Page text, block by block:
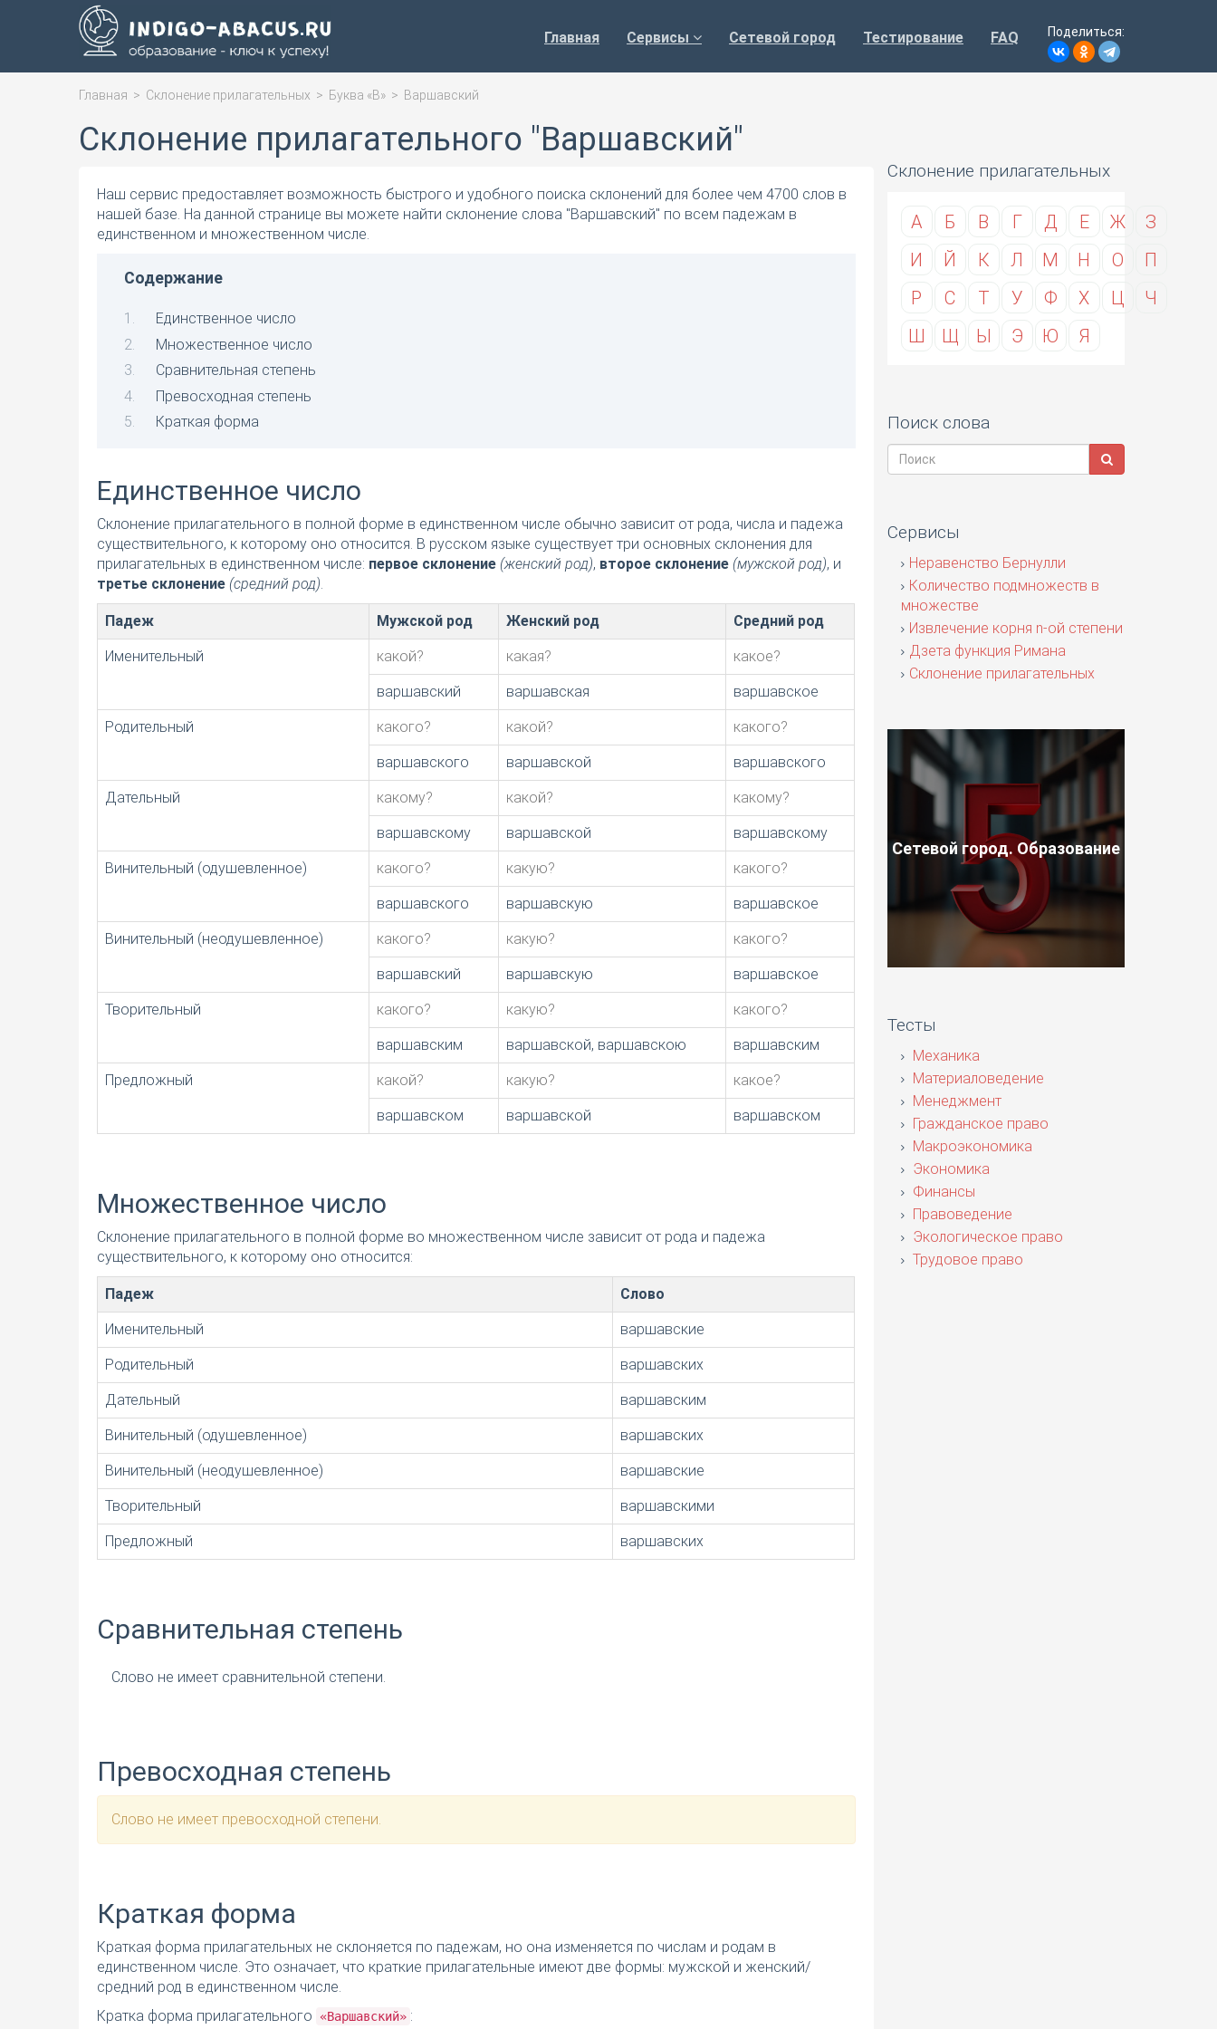
Главная Сервисы Сетевой город Тестирование FAQ Поделиться:
Главная > Склонение прилагательных > Буква «В» > Варшавский
Склонение прилагательного "Варшавский"
Наш сервис предоставляет возможность быстрого и удобного поиска склонений для более чем 4700 слов в
нашей базе. На данной странице вы можете найти склонение слова "Варшавский" по всем падежам в
единственном и множественном числе.
Содержание
Единственное число
Множественное число
Сравнительная степень
Превосходная степень
Краткая форма
Единственное число
Склонение прилагательного в полной форме в единственном числе обычно зависит от рода, числа и падежа
существительного, к которому оно относится. В русском языке существует три основных склонения для
прилагательных в единственном числе: первое склонение (женский род), второе склонение (мужской род), и
третье склонение (средний род).
Падеж Мужской род Женский род Средний род
Именительный какой? какая? какое?
варшавский варшавская варшавское
Родительный какого? какой? какого?
варшавского варшавской варшавского
Дательный какому? какой? какому?
варшавскому варшавской варшавскому
Винительный (одушевленное) какого? какую? какого?
варшавского варшавскую варшавское
Винительный (неодушевленное) какого? какую? какого?
варшавский варшавскую варшавское
Творительный какого? какую? какого?
варшавским варшавской, варшавскою варшавским
Предложный какой? какую? какое?
варшавском варшавской варшавском
Множественное число
Склонение прилагательного в полной форме во множественном числе зависит от рода и падежа
существительного, к которому оно относится:
Падеж Слово
Именительный варшавские
Родительный варшавских
Дательный варшавским
Винительный (одушевленное) варшавских
Винительный (неодушевленное) варшавские
Творительный варшавскими
Предложный варшавских
Сравнительная степень
Слово не имеет сравнительной степени.
Превосходная степень
Слово не имеет превосходной степени.
Краткая форма
Краткая форма прилагательных не склоняется по падежам, но она изменяется по числам и родам в
единственном числе. Это означает, что краткие прилагательные имеют две формы: мужской и женский/
средний род в единственном числе.
Кратка форма прилагательного
«Варшавский» :
Склонение прилагательных
А Б В Г Д Е Ж
З
И
Й К Л М Н О
П
Р
С Т У Ф Х Ц
Ч
Ш
Щ Ы Э Ю Я
Поиск слова
Сервисы
Неравенство Бернулли
Количество подмножеств в
множестве
Извлечение корня n-ой степени
Дзета функция Римана
Склонение прилагательных
Сетевой город. Образование
Тесты
Механика
Материаловедение
Менеджмент
Гражданское право
Макроэкономика
Экономика
Финансы
Правоведение
Экологическое право
Трудовое право